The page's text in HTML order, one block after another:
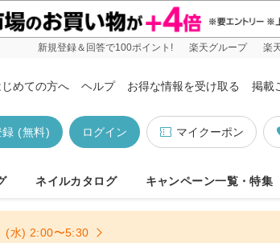
新規登録＆回答で100ポイント! 楽天グループ 楽
じめての方へ ヘルプ お得な情報を受け取る 掲載
マイクーポン
ログイン
録 (無料)
ネイルカタログ キャンペーン一覧・特集
(水) 2:00〜5:30